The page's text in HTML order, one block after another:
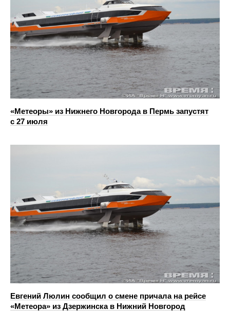
«Метеоры» из Нижнего Новгорода в Пермь запустят
с 27 июля
Евгений Люлин сообщил о смене причала на рейсе
«Метеора» из Дзержинска в Нижний Новгород